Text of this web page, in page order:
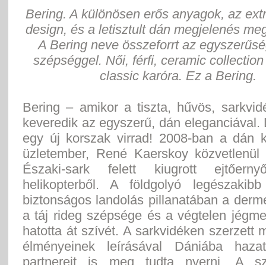
Bering. A különösen erős anyagok, az
design, és a letisztult dán megjelenés
A Bering neve összeforrt az
szépséggel. Női, férfi, ceramic
classic karóra. Ez a Bering.
Bering – amikor a tiszta, hűvös,
keveredik az egyszerű, dán eleganciával.
egy új korszak virrad! 2008-ban a dán
üzletember, René Kaerskoy
Északi-sark felett kiugrott
helikopterből. A földgolyó
biztonságos landolás pillanatában a
a táj rideg szépsége és a végtelen
hatotta át szívét. A sarkvidéken szerzett
élményeinek leírásával Dániába
partnereit is meg tudta nyerni. A